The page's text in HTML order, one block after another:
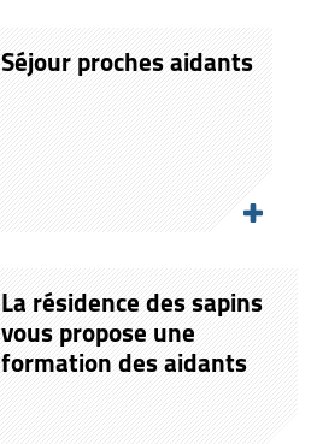
Séjour proches aidants
La résidence des sapins
vous propose une
formation des aidants